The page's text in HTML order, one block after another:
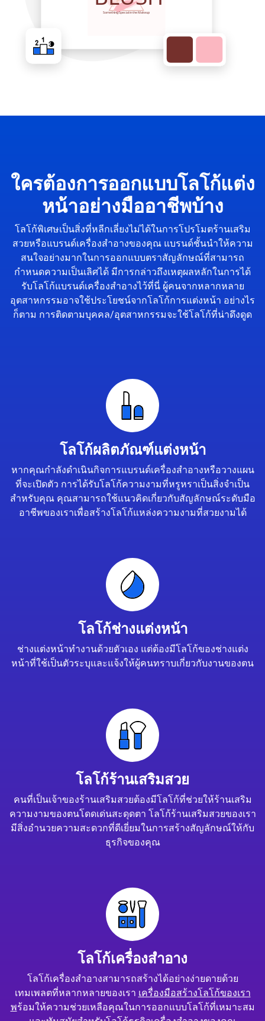
ใครต้องการออกแบบโลโก้แต่ง
หน้าอย่างมืออาชีพบ้าง
โลโก้พิเศษเป็นสิ่งที่หลีกเลี่ยงไม่ได้ในการโปรโมตร้านเสริม
สวยหรือแบรนด์เครื่องสำอางของคุณ แบรนด์ชั้นนำให้ความ
สนใจอย่างมากในการออกแบบตราสัญลักษณ์ที่สามารถ
กำหนดความเป็นเลิศได้ มีการกล่าวถึงเหตุผลหลักในการได้
รับโลโก้แบรนด์เครื่องสำอางไว้ที่นี่ ผู้คนจากหลากหลาย
อุตสาหกรรมอาจใช้ประโยชน์จากโลโก้การแต่งหน้า อย่างไร
ก็ตาม การติดตามบุคคล/อุตสาหกรรมจะใช้โลโก้ที่น่าดึงดูด
โลโก้ผลิตภัณฑ์แต่งหน้า
หากคุณกำลังดำเนินกิจการแบรนด์เครื่องสำอางหรือวางแผน
ที่จะเปิดตัว การได้รับโลโก้ความงามที่หรูหราเป็นสิ่งจำเป็น
สำหรับคุณ คุณสามารถใช้แนวคิดเกี่ยวกับสัญลักษณ์ระดับมือ
อาชีพของเราเพื่อสร้างโลโก้แหล่งความงามที่สวยงามได้
โลโก้ช่างแต่งหน้า
ช่างแต่งหน้าทำงานด้วยตัวเอง แต่ต้องมีโลโก้ของช่างแต่ง
หน้าที่ใช้เป็นตัวระบุและแจ้งให้ผู้คนทราบเกี่ยวกับงานของตน
โลโก้ร้านเสริมสวย
คนที่เป็นเจ้าของร้านเสริมสวยต้องมีโลโก้ที่ช่วยให้ร้านเสริม
ความงามของตนโดดเด่นสะดุดตา โลโก้ร้านเสริมสวยของเรา
มีสิ่งอำนวยความสะดวกที่ดีเยี่ยมในการสร้างสัญลักษณ์ให้กับ
ธุรกิจของคุณ
โลโก้เครื่องสำอาง
โลโก้เครื่องสำอางสามารถสร้างได้อย่างง่ายดายด้วย
เทมเพลตที่หลากหลายของเรา เครื่องมือสร้างโลโก้ของเรา
พร้อมให้ความช่วยเหลือคุณในการออกแบบโลโก้ที่เหมาะสม